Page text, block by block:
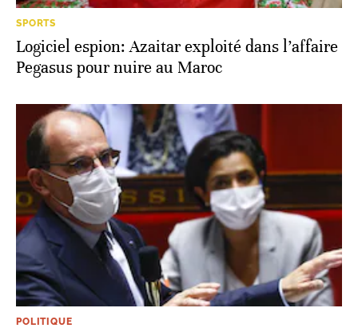
SPORTS
Logiciel espion: Azaitar exploité dans l’affaire
Pegasus pour nuire au Maroc
POLITIQUE